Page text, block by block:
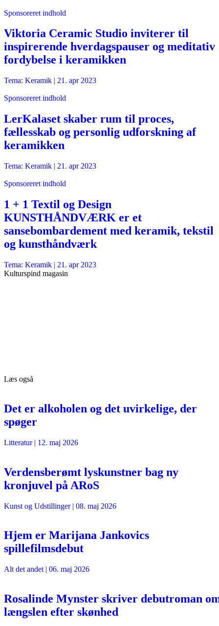
Sponsoreret indhold
Viktoria Ceramic Studio inviterer til
inspirerende hverdagspauser og meditativ
fordybelse i keramikken
Tema: Keramik | 21. apr 2023
Sponsoreret indhold
LerKalaset skaber rum til proces,
fællesskab og personlig udforskning af
keramikken
Tema: Keramik | 21. apr 2023
Sponsoreret indhold
1 + 1 Textil og Design
KUNSTHÅNDVÆRK er et
sansebombardement med keramik, tekstil
og kunsthåndværk
Tema: Keramik | 21. apr 2023
Kulturspind magasin
Læs også
Det er alkoholen og det uvirkelige, der
spøger
Litteratur| 12. maj 2026
Verdensberømt lyskunstner bag ny
kronjuvel på ARoS
Kunst og Udstillinger| 08. maj 2026
Hjem er Marijana Jankovics
spillefilmsdebut
Alt det andet | 06. maj 2026
Rosalinde Mynster skriver debutroman
længslen efter skønhed